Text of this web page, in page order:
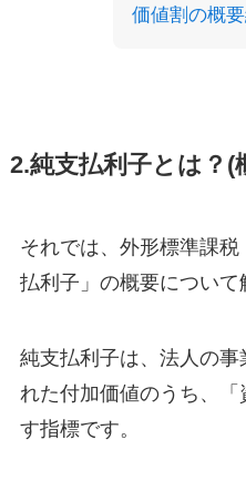
価値割の概
2.純支払利子とは？(
それでは、外形標準課
払利子」の概要について
純支払利子は、法人の事
れた付加価値のうち、
す指標です。